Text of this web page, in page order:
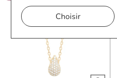
Choisir